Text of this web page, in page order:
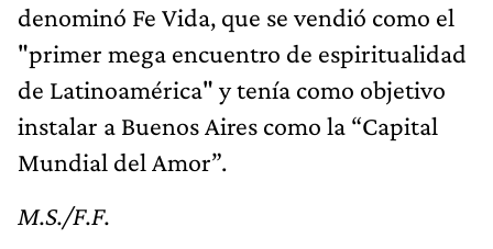
denominó Fe Vida, que se vendió como el
"primer mega encuentro de espiritualidad
de Latinoamérica" y tenía como objetivo
instalar a Buenos Aires como la “Capital
Mundial del Amor”.
M.S./F.F.